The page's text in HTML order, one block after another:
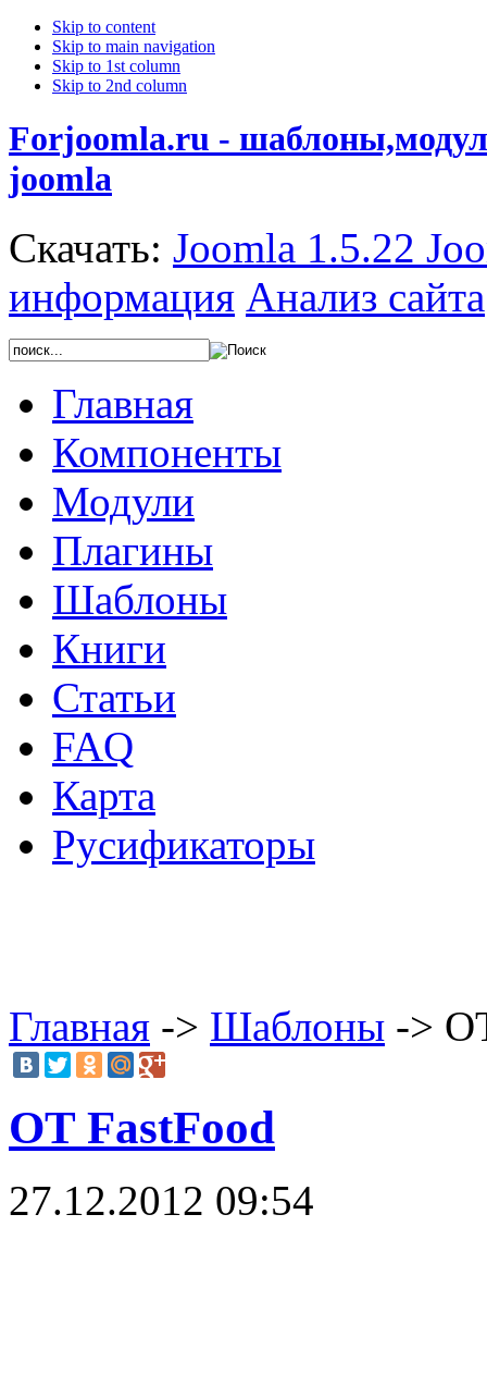
Skip to content
Skip to main navigation
Skip to 1st column
Skip to 2nd column
Forjoomla.ru -
joomla
Скачать: Joomla 1.5.22
информация Анализ сайта
Главная
Компоненты
Модули
Плагины
Шаблоны
Книги
Статьи
FAQ
Карта
Русификаторы
Главная -> Шаблоны ->
OT FastFood
27.12.2012 09:54